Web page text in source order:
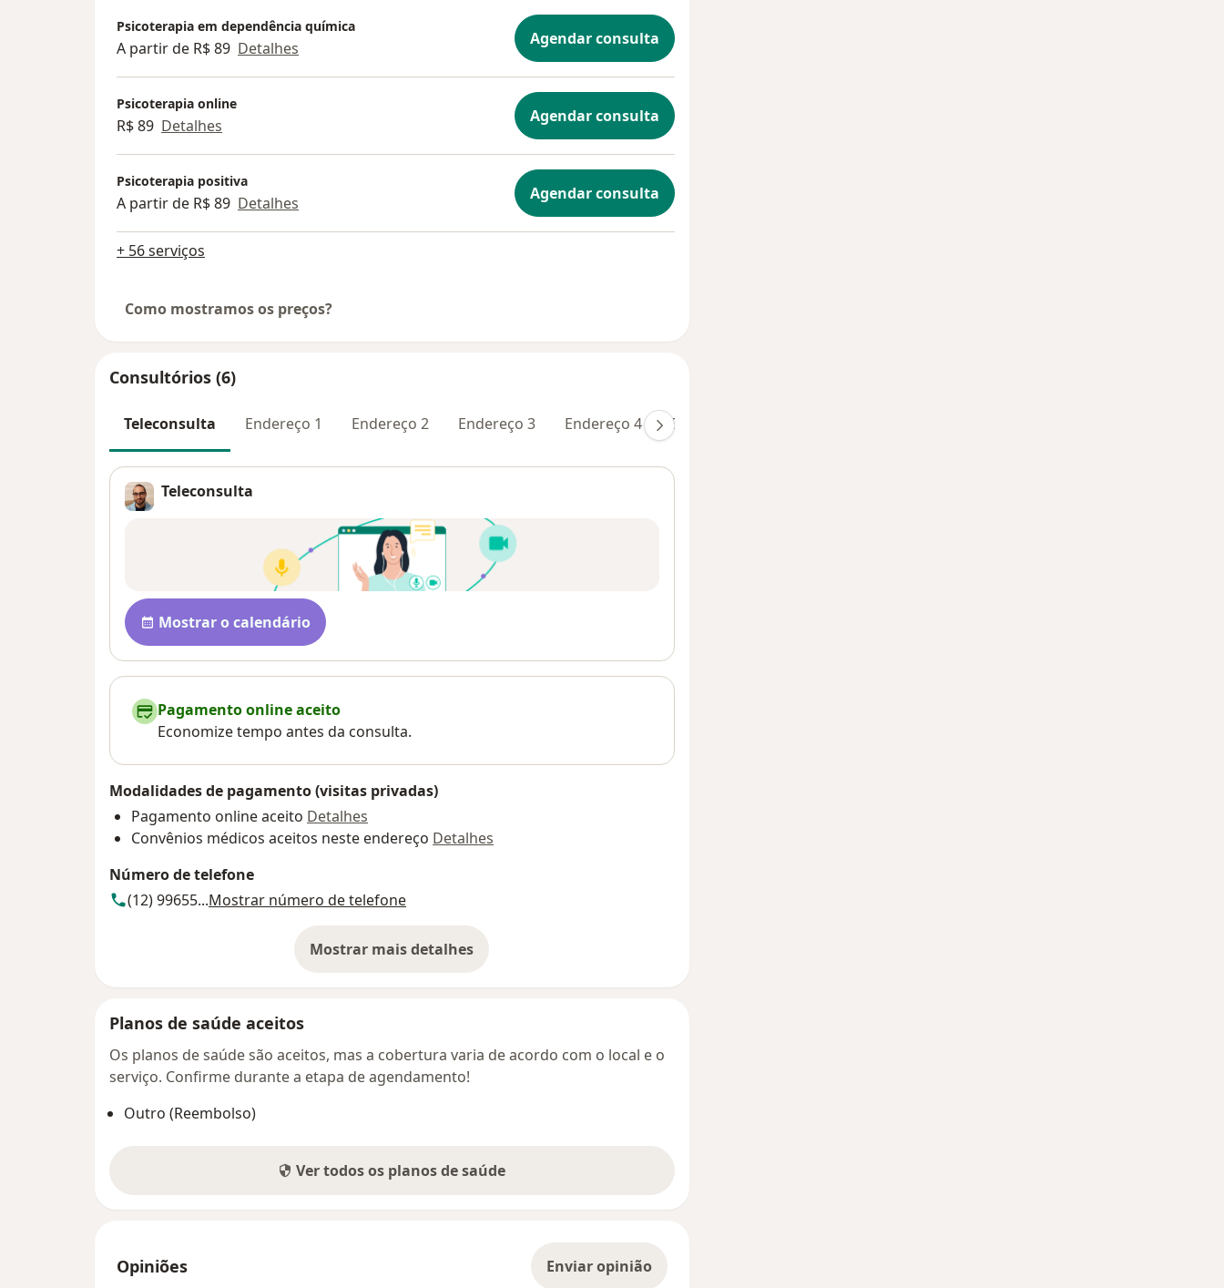
Psicoterapia em dependência química
A partir de R$ 89 Detalhes Agendar consulta
Psicoterapia online
R$ 89 Detalhes Agendar consulta
Psicoterapia positiva
A partir de R$ 89 Detalhes Agendar consulta
+ 56 serviços
Como mostramos os preços?
Consultórios (6)
Teleconsulta Endereço 1 Endereço 2 Endereço 3 Endereço 4 Endereço 5
Teleconsulta
Disponibilidade
Mostrar o calendário
Pagamento online aceito
Economize tempo antes da consulta.
Modalidades de pagamento (visitas privadas)
Pagamento online aceito Detalhes
Convênios médicos aceitos neste endereço Detalhes
Número de telefone
(12) 99655...Mostrar número de telefone
Mostrar mais detalhes
sobre o endereço
Planos de saúde aceitos
Os planos de saúde são aceitos, mas a cobertura varia de acordo com o local e o
serviço. Confirme durante a etapa de agendamento!
Outro (Reembolso)
Ver todos os planos de saúde
Opiniões Enviar opinião